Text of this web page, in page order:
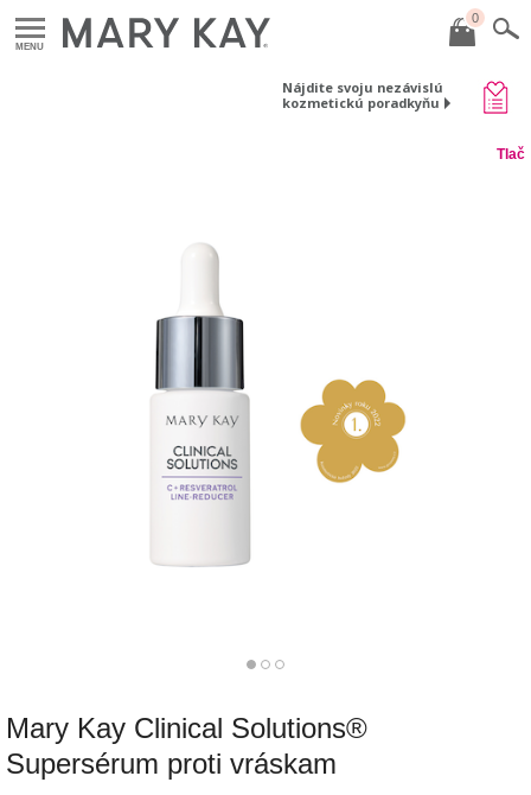
MENU
0
Nájdite svoju nezávislú
kozmetickú poradkyňu
Tlač
Mary Kay Clinical Solutions®
Supersérum proti vráskam